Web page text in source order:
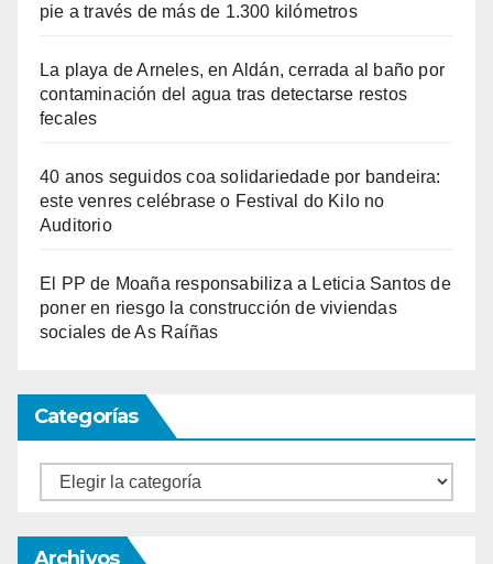
pie a través de más de 1.300 kilómetros
La playa de Arneles, en Aldán, cerrada al baño por
contaminación del agua tras detectarse restos
fecales
40 anos seguidos coa solidariedade por bandeira:
este venres celébrase o Festival do Kilo no
Auditorio
El PP de Moaña responsabiliza a Leticia Santos de
poner en riesgo la construcción de viviendas
sociales de As Raíñas
Categorías
Categorías
Archivos